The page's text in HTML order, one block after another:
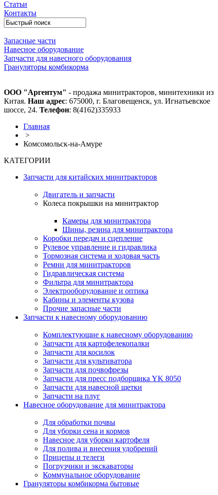
Статьи
Контакты
Запасные части
Навесное оборудование
Запчасти для навесного оборудования
Грануляторы комбикорма
ООО "Аргентум" - продажа минитракторов, минитехники из
Китая. Наш адрес: 675000, г. Благовещенск, ул. Игнатьевское
шоссе, 24. Телефон: 8(4162)335933
Главная
>
Комсомольск-на-Амуре
КАТЕГОРИИ
Запчасти для китайских минитракторов
Двигатель и запчасти
Колеса покрышки на минитрактор
Камеры для минитрактора
Шины, резина для минитрактора
Коробки передач и сцепление
Рулевое управление и гидравлика
Тормозная система и ходовая часть
Ремни для минитракторов
Гидравлическая система
Фильтра для минитрактора
Электрооборудование и оптика
Кабины и элементы кузова
Прочие запасные части
Запчасти к навесному оборудованию
Комплектующие к навесному оборудованию
Запчасти для картофелекопалки
Запчасти для косилок
Запчасти для культиватора
Запчасти для почвофрезы
Запчасти для пресс подборщика YK 8050
Запчасти для навесной щетки
Запчасти на плуг
Навесное оборудование для минитрактора
Для обработки почвы
Для уборки сена и кормов
Навесное для уборки картофеля
Для полива и внесения удобрений
Прицепы и телеги
Погрузчики и экскаваторы
Коммунальное оборудование
Грануляторы комбикорма бытовые